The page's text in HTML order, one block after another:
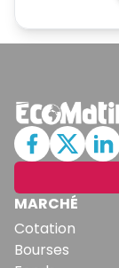
MARCHÉ
Cotation
Bourses